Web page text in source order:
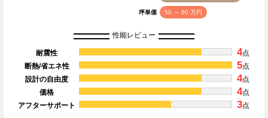
坪単価 50 ～ 60 万円
性能レビュー
耐震性 4点
断熱/省エネ性
5点
設計の自由度
4点
価格
4点
アフターサポート
3点